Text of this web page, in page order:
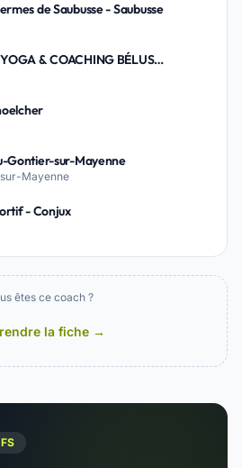
de Saubusse - Saubusse
& COACHING BÉLUS
Gontier-sur-Mayenne
Mayenne
- Conjux
êtes ce coach ?
la fiche →